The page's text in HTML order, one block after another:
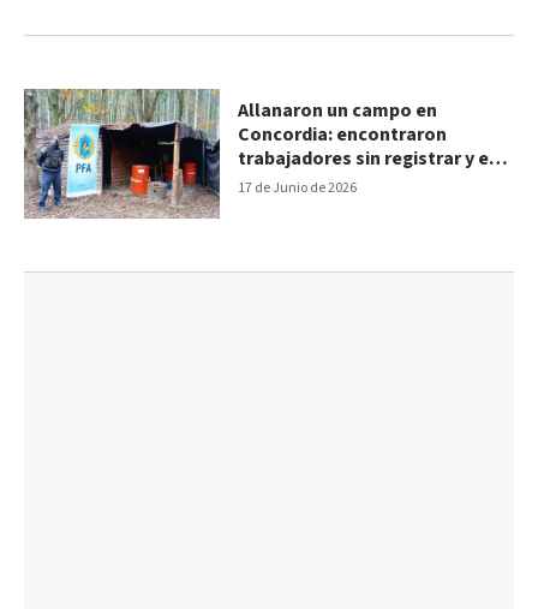
17 de Junio de 2026
Allanaron un campo en
Concordia: encontraron
trabajadores sin registrar y en
condiciones precarias